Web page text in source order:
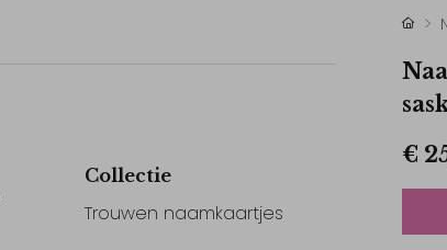
Collectie
Trouwen naamkaartjes
€